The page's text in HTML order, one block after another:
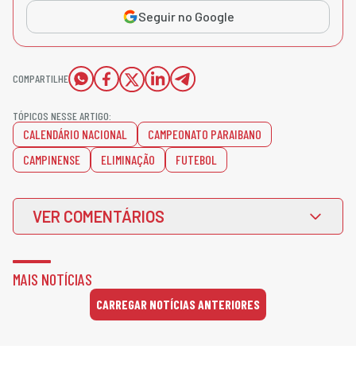
Seguir no Google
COMPARTILHE
TÓPICOS NESSE ARTIGO:
CALENDÁRIO NACIONAL
CAMPEONATO PARAIBANO
CAMPINENSE
ELIMINAÇÃO FUTEBOL
VER COMENTÁRIOS
MAIS NOTÍCIAS
CARREGAR NOTÍCIAS ANTERIORES